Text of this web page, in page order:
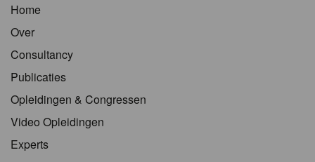
Home
Over
Consultancy
Publicaties
Opleidingen & Congressen
Video Opleidingen
Experts